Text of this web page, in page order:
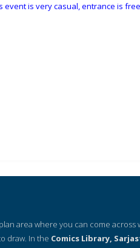
event is very casual, entrance is
area where you can come
draw. In the Comics Library,